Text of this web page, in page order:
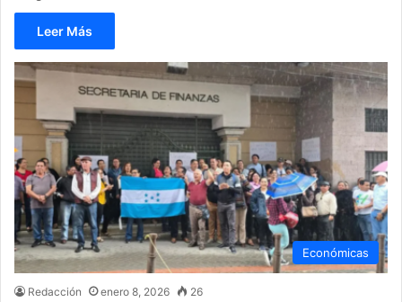
Leer Más
Económicas
Redacción enero 8, 2026 26